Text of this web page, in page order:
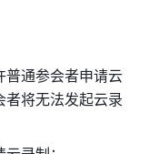
普通参会者申请云
将无法发起云录